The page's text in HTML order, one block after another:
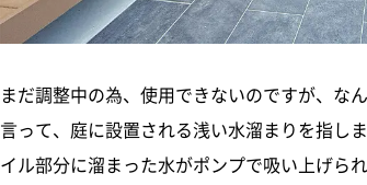
まだ調整中の為、使用できないのですが、な
言って、庭に設置される浅い水溜まりを指し
イル部分に溜まった水がポンプで吸い上げら